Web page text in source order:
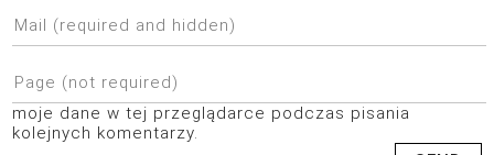
moje dane w tej przeglądarce podczas pisania
kolejnych komentarzy.